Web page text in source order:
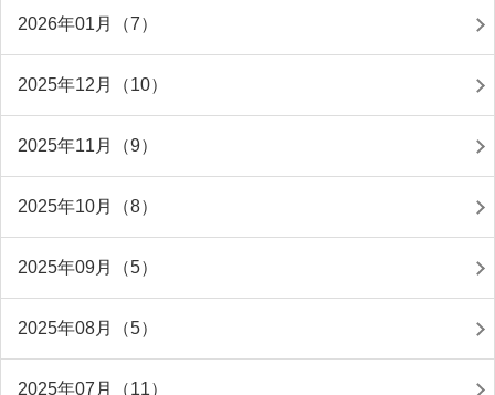
2026年01月（7）
2025年12月（10）
2025年11月（9）
2025年10月（8）
2025年09月（5）
2025年08月（5）
2025年07月（11）